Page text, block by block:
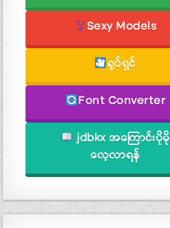
Sexy Models
ရုပ်ရှင်
Font Converter
jdbkx အကြောင်းပိုမို
လေ့လာရန်